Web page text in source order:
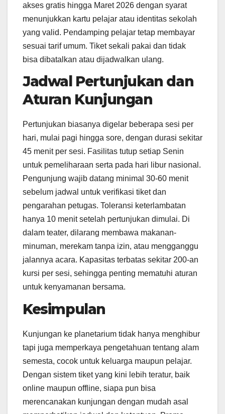
akses gratis hingga Maret 2026 dengan syarat
menunjukkan kartu pelajar atau identitas sekolah
yang valid. Pendamping pelajar tetap membayar
sesuai tarif umum. Tiket sekali pakai dan tidak
bisa dibatalkan atau dijadwalkan ulang.
Jadwal Pertunjukan dan
Aturan Kunjungan
Pertunjukan biasanya digelar beberapa sesi per
hari, mulai pagi hingga sore, dengan durasi sekitar
45 menit per sesi. Fasilitas tutup setiap Senin
untuk pemeliharaan serta pada hari libur nasional.
Pengunjung wajib datang minimal 30-60 menit
sebelum jadwal untuk verifikasi tiket dan
pengarahan petugas. Toleransi keterlambatan
hanya 10 menit setelah pertunjukan dimulai. Di
dalam teater, dilarang membawa makanan-
minuman, merekam tanpa izin, atau mengganggu
jalannya acara. Kapasitas terbatas sekitar 200-an
kursi per sesi, sehingga penting mematuhi aturan
untuk kenyamanan bersama.
Kesimpulan
Kunjungan ke planetarium tidak hanya menghibur
tapi juga memperkaya pengetahuan tentang alam
semesta, cocok untuk keluarga maupun pelajar.
Dengan sistem tiket yang kini lebih teratur, baik
online maupun offline, siapa pun bisa
merencanakan kunjungan dengan mudah asal